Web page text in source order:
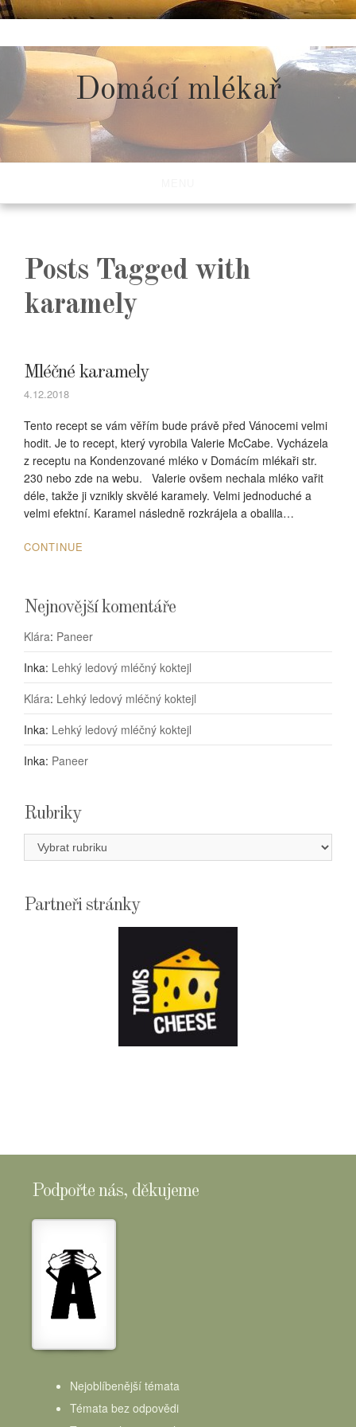
to
content
Domácí mlékař
Posts Tagged with
karamely
Mléčné karamely
4.12.2018
Tento recept se vám věřím bude právě před Vánocemi velmi
hodit. Je to recept, který vyrobila Valerie McCabe. Vycházela
z receptu na Kondenzované mléko v Domácím mlékaři str.
230 nebo zde na webu. Valerie ovšem nechala mléko vařit
déle, takže ji vznikly skvělé karamely. Velmi jednoduché a
velmi efektní. Karamel následně rozkrájela a obalila…
CONTINUE
Nejnovější komentáře
Klára: Paneer
Inka: Lehký ledový mléčný koktejl
Klára: Lehký ledový mléčný koktejl
Inka: Lehký ledový mléčný koktejl
Inka: Paneer
Rubriky
Rubriky
Partneři stránky
Podpořte nás, děkujeme
Nejoblíbenější témata
Témata bez odpovědi